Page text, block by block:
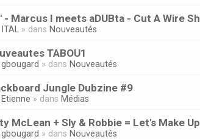
- Marcus I meets aDUBta - Cut A Wire
ITAL » dans Nouveautés
TABOU1
gbougard » dans Nouveautés
Jungle Dubzine #9
Etienne » dans Médias
McLean + Sly & Robbie = Let's Make Up
gbougard » dans Nouveautés